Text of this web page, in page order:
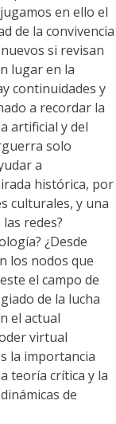
en ello el
de la convivencia
si revisan
lugar en la
continuidades y
a recordar la
artificial y del
solo
a
histórica, por
culturales, y una
redes?
¿Desde
los nodos que
el campo de
de la lucha
el actual
virtual
la importancia
teoría crítica y la
de